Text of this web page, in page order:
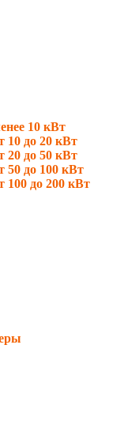
10 кВт
до 20 кВт
до 50 кВт
до 100 кВт
до 200 кВт